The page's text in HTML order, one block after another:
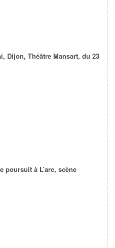
Dijon, Théâtre Mansart, du 23
poursuit à L’arc, scène